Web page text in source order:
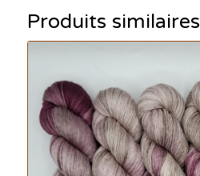
Produits similaires